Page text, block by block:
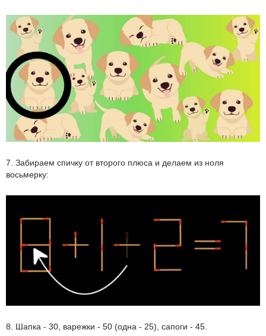
7. Забираем спичку от второго плюса и делаем из ноля
восьмерку:
8. Шапка - 30, варежки - 50 (одна - 25), сапоги - 45.